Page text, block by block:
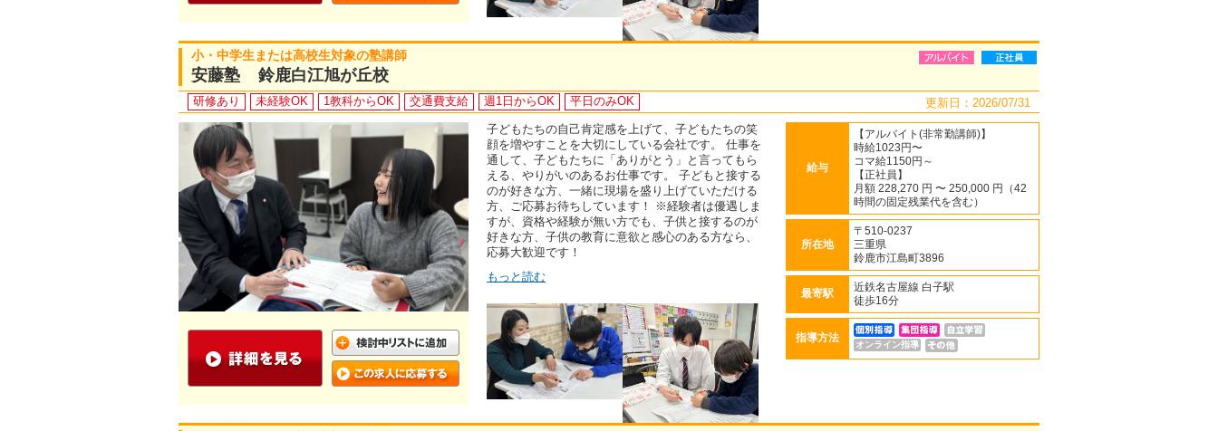
小・中学生または高校生対象の塾講師
安藤塾 鈴鹿白江旭が丘校
研修あり 未経験OK 1教科からOK 交通費支給 週1日からOK 平日のみOK
更新日：2026/07/31
子どもたちの自己肯定感を上げて、子どもたちの笑
顔を増やすことを大切にしている会社です。 仕事を
通して、子どもたちに「ありがとう」と言ってもら
える、やりがいのあるお仕事です。 子どもと接する
のが好きな方、一緒に現場を盛り上げていただける
方、ご応募お待ちしています！ ※経験者は優遇しま
すが、資格や経験が無い方でも、子供と接するのが
好きな方、子供の教育に意欲と感心のある方なら、
応募大歓迎です！
もっと読む
給与
【アルバイト(非常勤講師)】
時給1023円〜
コマ給1150円～
【正社員】
月額 228,270 円 〜 250,000 円（42
時間の固定残業代を含む）
所在地
〒510-0237
三重県
鈴鹿市江島町3896
最寄駅
近鉄名古屋線 白子駅
徒歩16分
指導方法
オンライン指導